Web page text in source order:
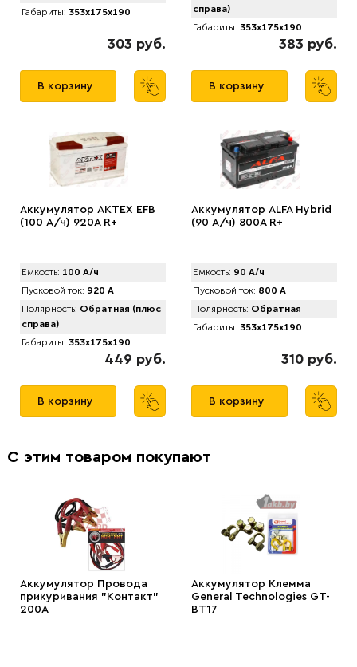
Габариты: 353x175x190
303 руб.
В корзину
справа)
Габариты: 353x175x190
383 руб.
В корзину
Аккумулятор АКТЕХ EFB
(100 А/ч) 920A R+
Емкость: 100 А/ч
Пусковой ток: 920 А
Полярность: Обратная (плюс
справа)
Габариты: 353x175x190
449 руб.
В корзину
Аккумулятор АLFA Hybrid
(90 А/ч) 800A R+
Емкость: 90 А/ч
Пусковой ток: 800 А
Полярность: Обратная
Габариты: 353x175x190
310 руб.
В корзину
С этим товаром покупают
Аккумулятор Провода
прикуривания "Контакт"
200А
Аккумулятор Клемма
General Technologies GT-
BT17